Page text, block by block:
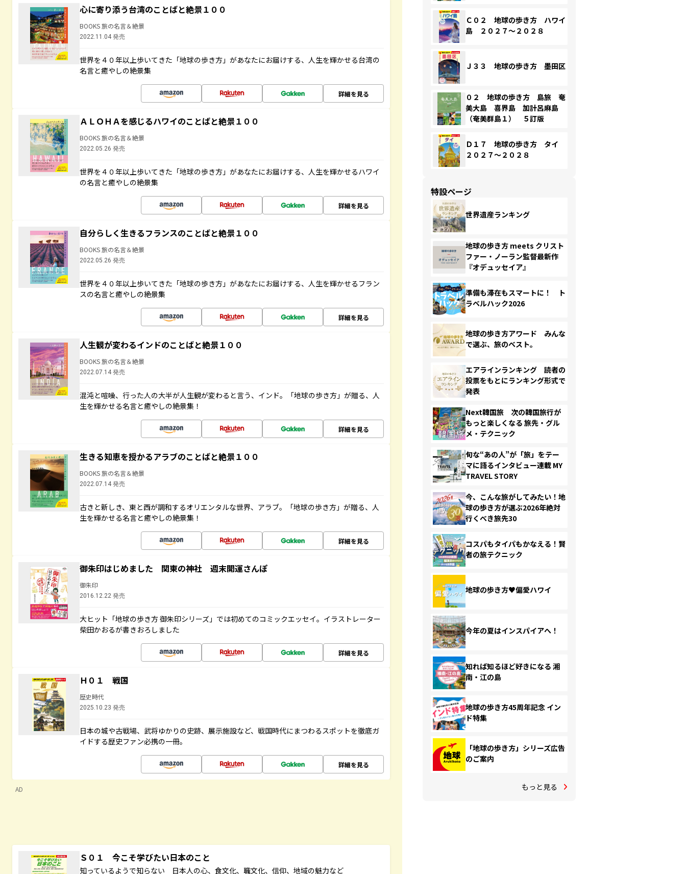
心に寄り添う台湾のことばと絶景１００
BOOKS 旅の名言＆絶景
2022.11.04 発売
世界を４０年以上歩いてきた「地球の歩き方」があなたにお届けする、人生を輝かせる台湾の
名言と癒やしの絶景集
詳細を見る
ＡＬＯＨＡを感じるハワイのことばと絶景１００
BOOKS 旅の名言＆絶景
2022.05.26 発売
世界を４０年以上歩いてきた「地球の歩き方」があなたにお届けする、人生を輝かせるハワイ
の名言と癒やしの絶景集
詳細を見る
自分らしく生きるフランスのことばと絶景１００
BOOKS 旅の名言＆絶景
2022.05.26 発売
世界を４０年以上歩いてきた「地球の歩き方」があなたにお届けする、人生を輝かせるフラン
スの名言と癒やしの絶景集
詳細を見る
人生観が変わるインドのことばと絶景１００
BOOKS 旅の名言＆絶景
2022.07.14 発売
混沌と喧噪、行った人の大半が人生観が変わると言う、インド。「地球の歩き方」が贈る、人
生を輝かせる名言と癒やしの絶景集！
詳細を見る
生きる知恵を授かるアラブのことばと絶景１００
BOOKS 旅の名言＆絶景
2022.07.14 発売
古きと新しき、東と西が調和するオリエンタルな世界、アラブ。「地球の歩き方」が贈る、人
生を輝かせる名言と癒やしの絶景集！
詳細を見る
御朱印はじめました 関東の神社 週末開運さんぽ
御朱印
2016.12.22 発売
大ヒット「地球の歩き方 御朱印シリーズ」では初めてのコミックエッセイ。イラストレーター
柴田かおるが書きおろしました
詳細を見る
Ｈ０１ 戦国
歴史時代
2025.10.23 発売
日本の城や古戦場、武将ゆかりの史跡、展示施設など、戦国時代にまつわるスポットを徹底ガ
イドする歴史ファン必携の一冊。
詳細を見る
AD
Ｓ０１ 今こそ学びたい日本のこと
知っているようで知らない 日本人の心、食文化、職文化、信仰、地域の魅力など
Ｃ０２ 地球の歩き方 ハワイ
島 ２０２７～２０２８
Ｊ３３ 地球の歩き方 墨田区
０２ 地球の歩き方 島旅 奄
美大島 喜界島 加計呂麻島
（奄美群島１） ５訂版
Ｄ１７ 地球の歩き方 タイ
２０２７～２０２８
特設ページ
世界遺産ランキング
地球の歩き方 meets クリスト
ファー・ノーラン監督最新作
『オデュッセイア』
準備も滞在もスマートに！ ト
ラベルハック2026
地球の歩き方アワード みんな
で選ぶ、旅のベスト。
エアラインランキング 読者の
投票をもとにランキング形式で
発表
Next韓国旅 次の韓国旅行が
もっと楽しくなる 旅先・グル
メ・テクニック
旬な“あの人”が「旅」をテー
マに語るインタビュー連載 MY
TRAVEL STORY
今、こんな旅がしてみたい！地
球の歩き方が選ぶ2026年絶対
行くべき旅先30
コスパもタイパもかなえる！賢
者の旅テクニック
地球の歩き方♥偏愛ハワイ
今年の夏はインスパイアへ！
知れば知るほど好きになる 湘
南・江の島
地球の歩き方45周年記念 イン
ド特集
「地球の歩き方」シリーズ広告
のご案内
もっと見る